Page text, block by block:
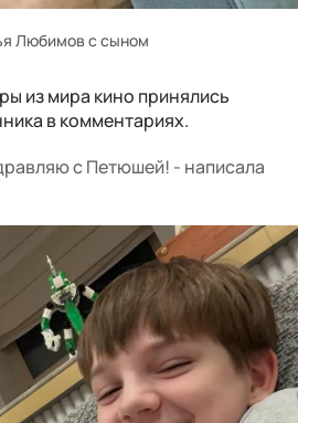
Любимов с сыном
из мира кино принялись
в комментариях.
с Петюшей! - написала